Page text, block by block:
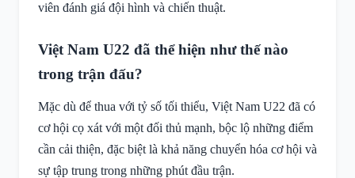
viên đánh giá đội hình và chiến thuật.
Việt Nam U22 đã thể hiện như thế nào
trong trận đấu?
Mặc dù để thua với tỷ số tối thiểu, Việt Nam U22 đã có
cơ hội cọ xát với một đối thủ mạnh, bộc lộ những điểm
cần cải thiện, đặc biệt là khả năng chuyển hóa cơ hội và
sự tập trung trong những phút đầu trận.